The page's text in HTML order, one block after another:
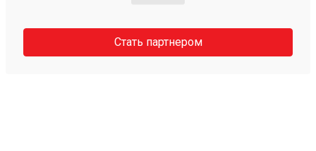
Стать партнером